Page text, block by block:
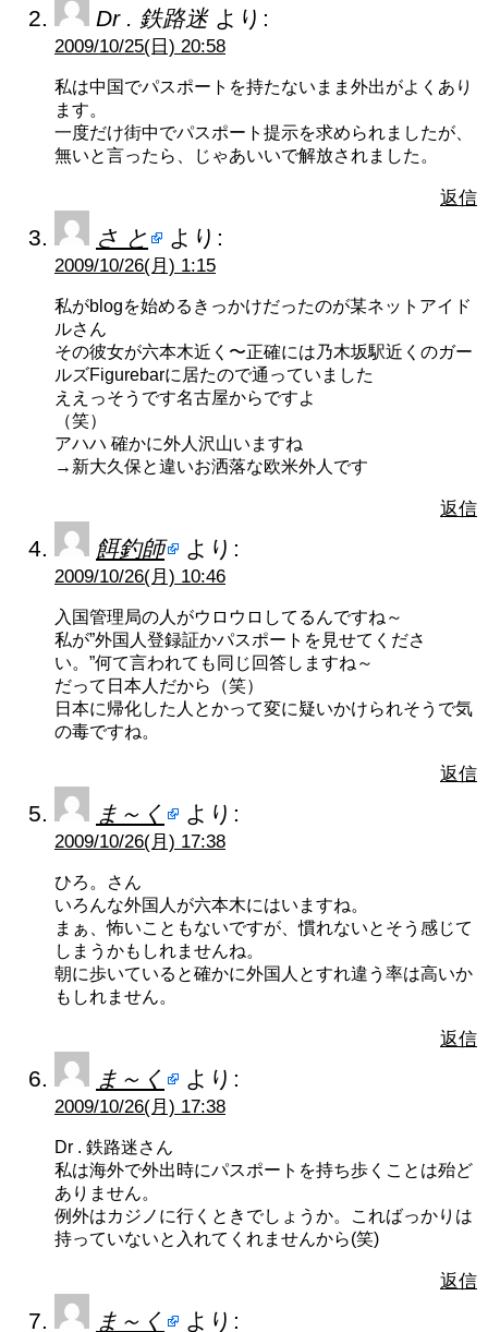
Dr . 鉄路迷 より:
2009/10/25(日) 20:58
私は中国でパスポートを持たないまま外出がよくあり
ます。
一度だけ街中でパスポート提示を求められましたが、
無いと言ったら、じゃあいいで解放されました。
返信
さ と より:
2009/10/26(月) 1:15
私がblogを始めるきっかけだったのが某ネットアイド
ルさん
その彼女が六本木近く〜正確には乃木坂駅近くのガー
ルズFigurebarに居たので通っていました
ええっそうです名古屋からですよ
（笑）
アハハ 確かに外人沢山いますね
→新大久保と違いお洒落な欧米外人です
返信
餌釣師 より:
2009/10/26(月) 10:46
入国管理局の人がウロウロしてるんですね～
私が”外国人登録証かパスポートを見せてくださ
い。”何て言われても同じ回答しますね～
だって日本人だから（笑）
日本に帰化した人とかって変に疑いかけられそうで気
の毒ですね。
返信
ま～く より:
2009/10/26(月) 17:38
ひろ。さん
いろんな外国人が六本木にはいますね。
まぁ、怖いこともないですが、慣れないとそう感じて
しまうかもしれませんね。
朝に歩いていると確かに外国人とすれ違う率は高いか
もしれません。
返信
ま～く より:
2009/10/26(月) 17:38
Dr . 鉄路迷さん
私は海外で外出時にパスポートを持ち歩くことは殆ど
ありません。
例外はカジノに行くときでしょうか。こればっかりは
持っていないと入れてくれませんから(笑)
返信
ま～く より: